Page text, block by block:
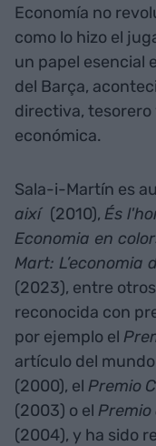
Economía no
como lo hizo el
un papel esencial
del Barça,
directiva, tesorero
económica.
Sala-i-Martín es
així (2010), És
Economia en
Mart: L’economia
(2023), entre
reconocida con
por ejemplo el
artículo del
(2000), el Premio
(2003) o el Premio
(2004), y ha sido